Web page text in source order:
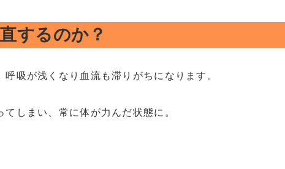
するのか？
吸が浅くなり血流も滞りがちになります。
しまい、常に体が力んだ状態に。